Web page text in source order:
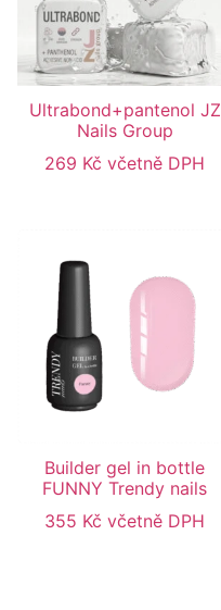
Ultrabond+pantenol JZ
Nails Group
269 Kč včetně DPH
Builder gel in bottle
FUNNY Trendy nails
355 Kč včetně DPH